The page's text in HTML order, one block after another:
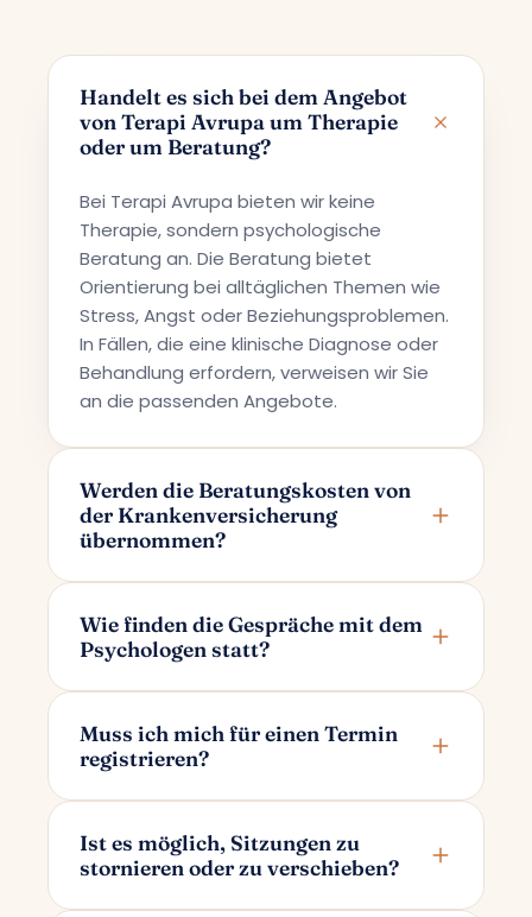
Handelt es sich bei dem Angebot
von Terapi Avrupa um Therapie
oder um Beratung?
Bei Terapi Avrupa bieten wir keine
Therapie, sondern psychologische
Beratung an. Die Beratung bietet
Orientierung bei alltäglichen Themen wie
Stress, Angst oder Beziehungsproblemen.
In Fällen, die eine klinische Diagnose oder
Behandlung erfordern, verweisen wir Sie
an die passenden Angebote.
Werden die Beratungskosten von
der Krankenversicherung
übernommen?
Beratungsleistung an; daher werden die
Kosten nicht von den
Wie finden die Gespräche mit dem
Psychologen statt?
Meet statt. Nachdem Sie Ihren Termin
gebucht haben, erhalten Sie per E-Mail
Muss ich mich für einen Termin
registrieren?
Sie nur Ihren Namen und Ihre E-Mail-
Adresse angeben. Mit diesen Angaben
Ist es möglich, Sitzungen zu
stornieren oder zu verschieben?